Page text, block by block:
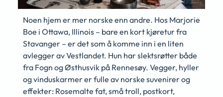
Noen hjem er mer norske enn andre. Hos Marjorie
Boe i Ottawa, Illinois – bare en kort kjøretur fra
Stavanger – er det som å komme inn i en liten
avlegger av Vestlandet. Hun har slektsrøtter både
fra Fogn og Østhusvik på Rennesøy. Vegger, hyller
og vinduskarmer er fulle av norske suvenirer og
effekter: Rosemalte fat, små troll, postkort,